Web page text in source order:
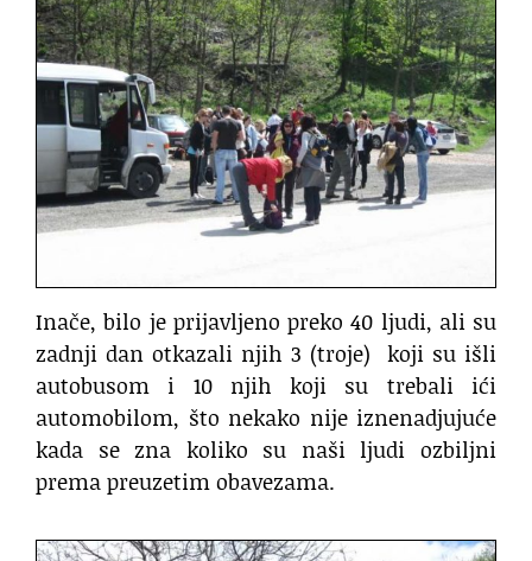
Inače, bilo je prijavljeno preko 40 ljudi, ali su
zadnji dan otkazali njih 3 (troje) koji su išli
autobusom i 10 njih koji su trebali ići
automobilom, što nekako nije iznenadjujuće
kada se zna koliko su naši ljudi ozbiljni
prema preuzetim obavezama.